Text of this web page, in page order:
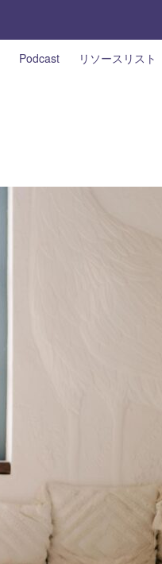
Podcast リソースリスト